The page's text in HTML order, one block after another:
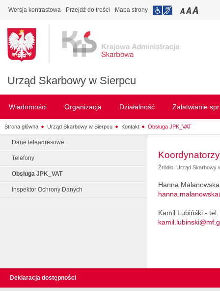
Wersja kontrastowa Przejdź do treści Mapa strony
Urząd Skarbowy w Sierpcu
Wiadomości Organizacja Działalność Załatwianie
Strona główna Urząd Skarbowy w Sierpcu Kontakt Obsługa JPK_VAT
Dane teleadresowe
Telefony
Obsługa JPK_VAT
Inspektor Ochrony Danych
Źródło: Urząd Skarbowy
Hanna
Kamil Lubińśki -
Deklaracja dostępności